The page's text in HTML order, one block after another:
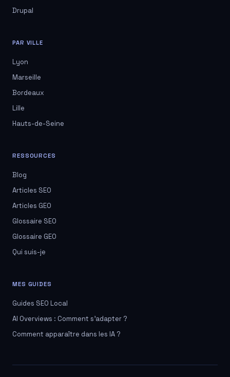
Drupal
PAR VILLE
Lyon
Marseille
Bordeaux
Lille
Hauts-de-Seine
RESSOURCES
Blog
Articles SEO
Articles GEO
Glossaire SEO
Glossaire GEO
Qui suis-je
MES GUIDES
Guides SEO Local
AI Overviews : Comment s'adapter ?
Comment apparaître dans les IA ?